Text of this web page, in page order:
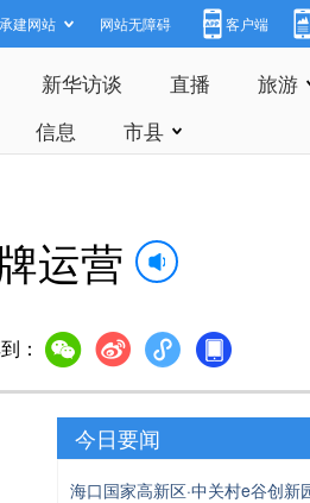
承建网站 网站无障碍 客户端
新华访谈 直播 旅游
信息 市县
运营
：
今日要闻
海口国家高新区·中关村e谷创新